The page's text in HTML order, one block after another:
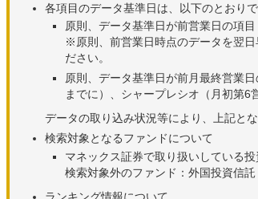
各項目のデータ基準日は、以下のとおりで
原則、データ基準日が前営業日の項
※原則、前営業日時点のデータを翌
ださい。
原則、データ基準日が前月最終営業
までに）、シャープレシオ（月初第6
データの取り込み状況等により、上記と
検索対象となるファンドについて
マネックス証券で取り扱いしている
検索対象外のファンド：外国投資信